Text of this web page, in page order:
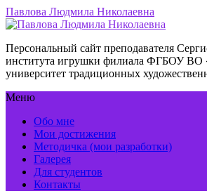
Павлова Людмила Николаевна
Персональный сайт преподавателя
института игрушки филиала ФГБОУ ВО
университет традиционных
Меню
Обо мне
Мои достижения
Методичка (мои разработки)
Галерея
Для студентов
Контакты